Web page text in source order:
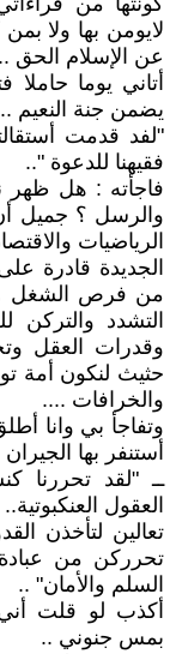
لايومن بها ولا
عن الإسلام الحق ..
أتاني يوما
يضمن جنة النعيم ..
"لفد قدمت
فقيهنا للدعوة "..
فاجأته : هل ظهر
والرسل ؟ جميل
الرياضيات
الجديدة قادرة
من فرص الشغل
التشدد والتركن
وقدرات العقل
حثيث لنكون أمة
والخرافات ....
وتفاجأ بي وانا
أستنفر بها الجيران
ــ "لقد تحررنا
العقول العنكبوتية..
تعالين لتأخذن
تحرركن من
السلم والأمان" ..
أكذب لو قلت
بمس جنوني ..